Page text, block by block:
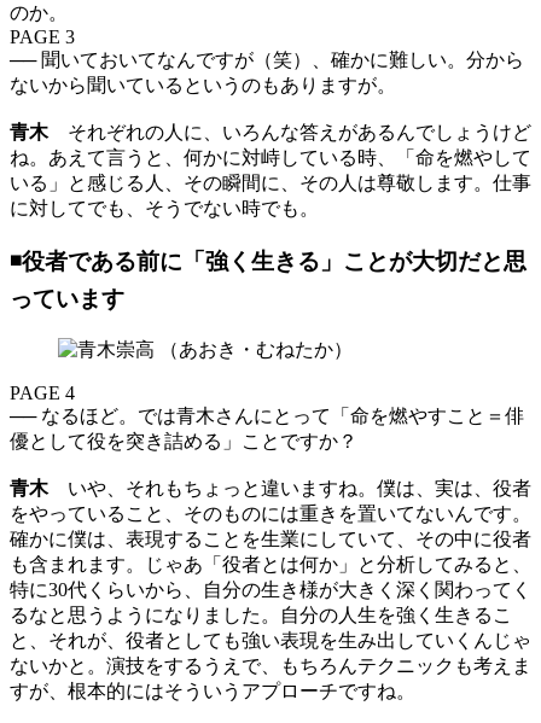
のか。
PAGE 3
── 聞いておいてなんですが（笑）、確かに難しい。分から
ないから聞いているというのもありますが。
青木それぞれの人に、いろんな答えがあるんでしょうけど
ね。あえて言うと、何かに対峙している時、「命を燃やして
いる」と感じる人、その瞬間に、その人は尊敬します。仕事
に対してでも、そうでない時でも。
◾️役者である前に「強く生きる」ことが大切だと思
っています
PAGE 4
── なるほど。では青木さんにとって「命を燃やすこと＝俳
優として役を突き詰める」ことですか？
青木いや、それもちょっと違いますね。僕は、実は、役者
をやっていること、そのものには重きを置いてないんです。
確かに僕は、表現することを生業にしていて、その中に役者
も含まれます。じゃあ「役者とは何か」と分析してみると、
特に30代くらいから、自分の生き様が大きく深く関わってく
るなと思うようになりました。自分の人生を強く生きるこ
と、それが、役者としても強い表現を生み出していくんじゃ
ないかと。演技をするうえで、もちろんテクニックも考えま
すが、根本的にはそういうアプローチですね。